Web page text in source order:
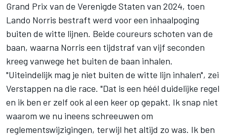
Grand Prix van de Verenigde Staten van 2024, toen
Lando Norris bestraft werd voor een inhaalpoging
buiten de witte lijnen. Beide coureurs schoten van de
baan, waarna Norris een tijdstraf van vijf seconden
kreeg vanwege het buiten de baan inhalen.
"Uiteindelijk mag je niet buiten de witte lijn inhalen", zei
Verstappen na die race. "Dat is een héél duidelijke regel
en ik ben er zelf ook al een keer op gepakt. Ik snap niet
waarom we nu ineens schreeuwen om
reglementswijzigingen, terwijl het altijd zo was. Ik ben